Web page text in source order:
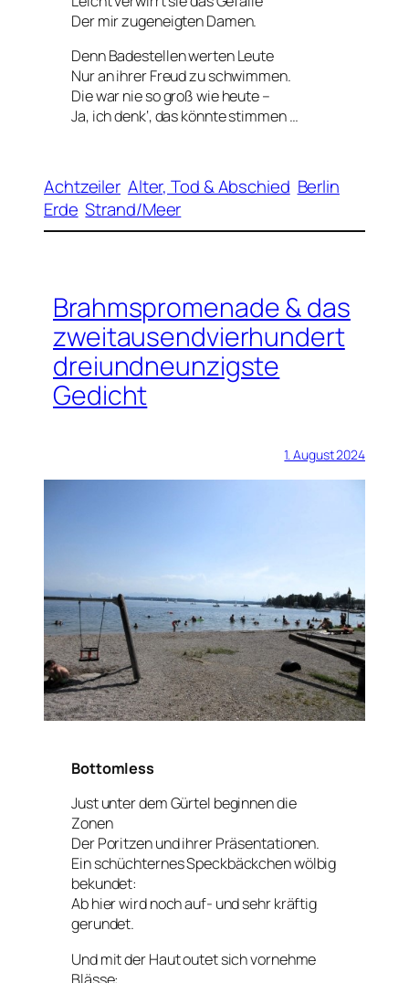
Der mir zugeneigten Damen.
Denn Badestellen werten Leute
Nur an ihrer Freud zu schwimmen.
Die war nie so groß wie heute –
Ja, ich denk‘, das könnte stimmen …
Achtzeiler Alter, Tod & Abschied Berlin
Erde Strand/Meer
Brahmspromenade & das
zweitausendvierhundert
dreiundneunzigste
Gedicht
1. August 2024
Bottomless
Just unter dem Gürtel beginnen die
Zonen
Der Poritzen und ihrer Präsentationen.
Ein schüchternes Speckbäckchen wölbig
bekundet:
Ab hier wird noch auf- und sehr kräftig
gerundet.
Und mit der Haut outet sich vornehme
Blässe: